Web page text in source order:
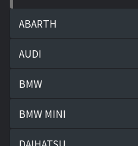
ABARTH
AUDI
BMW
BMW MINI